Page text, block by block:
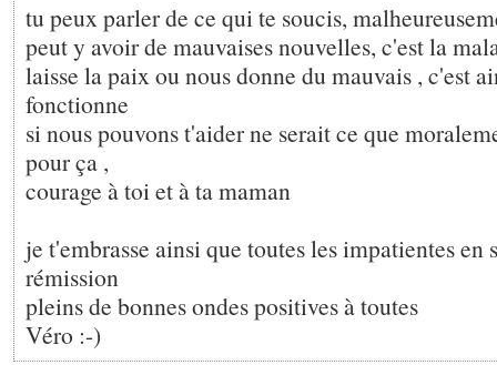
tu peux parler de ce qui te soucis,
peut y avoir de mauvaises nouvelles, c'est la
laisse la paix ou nous donne du mauvais , c'est
fonctionne
si nous pouvons t'aider ne serait ce que
pour ça ,
courage à toi et à ta maman
je t'embrasse ainsi que toutes les impatientes en
rémission
pleins de bonnes ondes positives à toutes
Véro :-)